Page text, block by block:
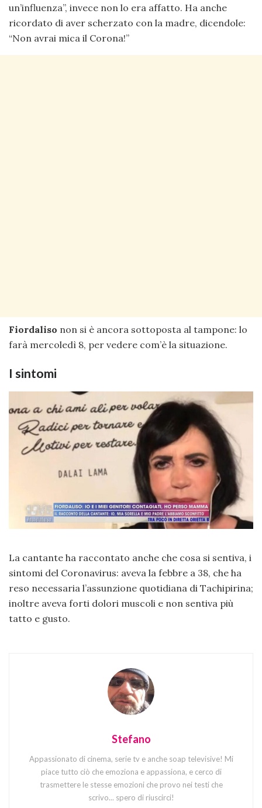
un’influenza”, invece non lo era affatto. Ha anche
ricordato di aver scherzato con la madre, dicendole:
“Non avrai mica il Corona!”
Fiordaliso non si è ancora sottoposta al tampone: lo
farà mercoledì 8, per vedere com’è la situazione.
I sintomi
La cantante ha raccontato anche che cosa si sentiva, i
sintomi del Coronavirus: aveva la febbre a 38, che ha
reso necessaria l’assunzione quotidiana di Tachipirina;
inoltre aveva forti dolori muscoli e non sentiva più
tatto e gusto.
Stefano
Appassionato di cinema, serie tv e anche soap televisive! Mi
piace tutto ciò che emoziona e appassiona, e cerco di
trasmettere le stesse emozioni che provo nei testi che
scrivo... spero di riuscirci!